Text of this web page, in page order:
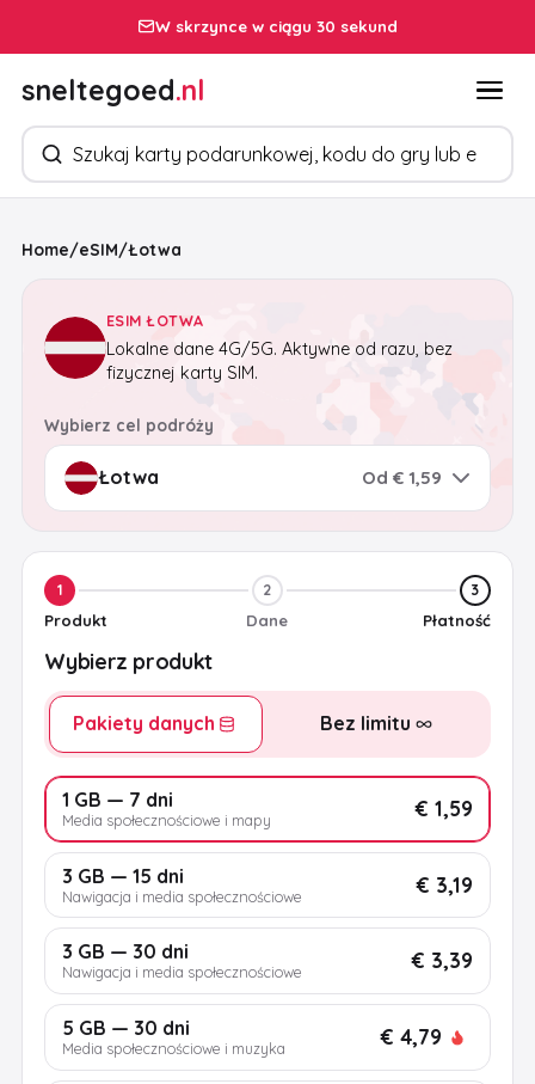
W skrzynce w ciągu 30 sekund
sneltegoed.nl
Szukaj produktów
Home/eSIM/Łotwa
ESIM ŁOTWA
Lokalne dane 4G/5G. Aktywne od razu, bez
fizycznej karty SIM.
Wybierz cel podróży
Od € 1,59
1
Produkt
2
Dane
3
Płatność
Wybierz produkt
Pakiety danych Bez limitu
1 GB — 7 dni
Media społecznościowe i mapy € 1,59
3 GB — 15 dni
Nawigacja i media społecznościowe € 3,19
3 GB — 30 dni
Nawigacja i media społecznościowe € 3,39
5 GB — 30 dni
Media społecznościowe i muzyka € 4,79